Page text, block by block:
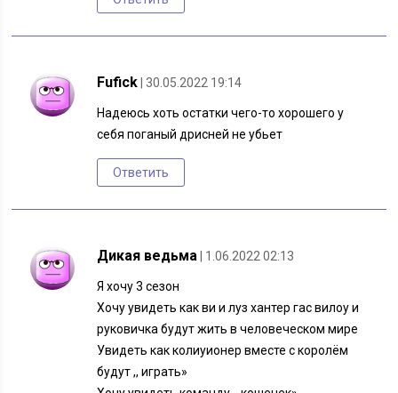
Fufick | 30.05.2022 19:14
Надеюсь хоть остатки чего-то хорошего у
себя поганый дрисней не убьет
Ответить
Дикая ведьма | 1.06.2022 02:13
Я хочу 3 сезон
Хочу увидеть как ви и луз хантер гас вилоу и
руковичка будут жить в человеческом мире
Увидеть как колиуионер вместе с королём
будут ,, играть»